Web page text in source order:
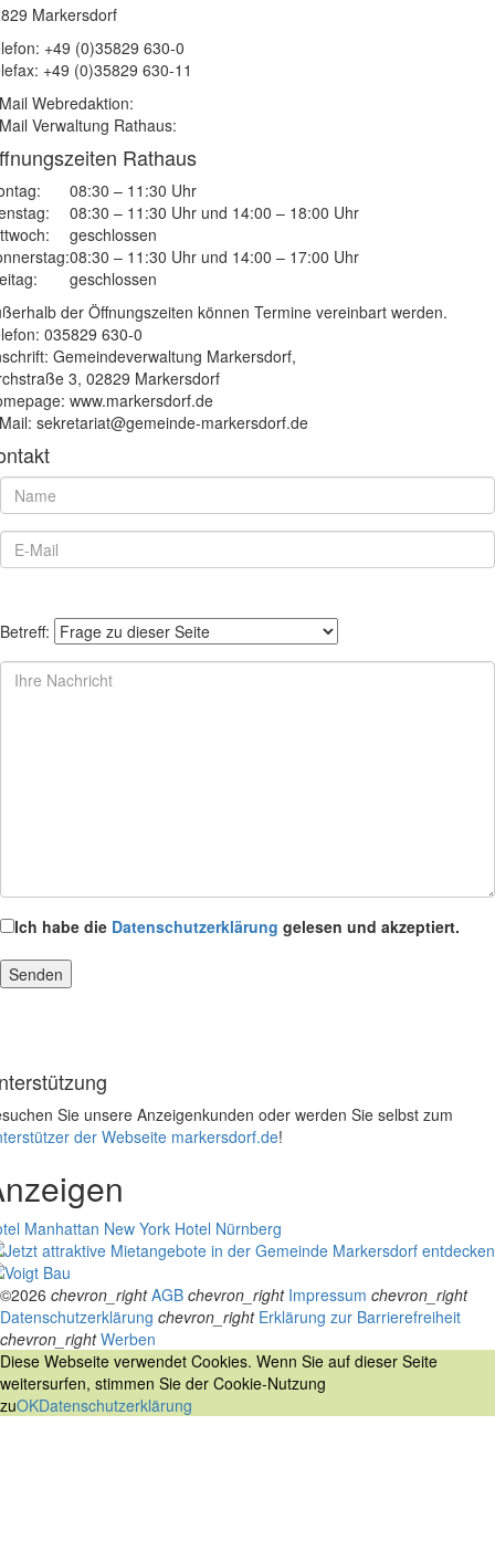
Markersdorf
+49 (0)35829 630-0
+49 (0)35829 630-11
Webredaktion:
Verwaltung Rathaus:
Rathaus
08:30 – 11:30 Uhr
08:30 – 11:30 Uhr und 14:00 – 18:00 Uhr
geschlossen
08:30 – 11:30 Uhr und 14:00 – 17:00 Uhr
geschlossen
der Öffnungszeiten können Termine vereinbart werden.
035829 630-0
Gemeindeverwaltung Markersdorf,
3, 02829 Markersdorf
www.markersdorf.de
sekretariat@gemeinde-markersdorf.de
Betreff:
Ich habe die Datenschutzerklärung gelesen und akzeptiert.
Sie unsere Anzeigenkunden oder werden Sie selbst zum
der Webseite markersdorf.de!
Manhattan New York Hotel Nürnberg
©2026 chevron_right AGB chevron_right Impressum chevron_right
Datenschutzerklärung chevron_right Erklärung zur Barrierefreiheit
chevron_right Werben
Diese Webseite verwendet Cookies. Wenn Sie auf dieser Seite
weitersurfen, stimmen Sie der Cookie-Nutzung
zuOKDatenschutzerklärung